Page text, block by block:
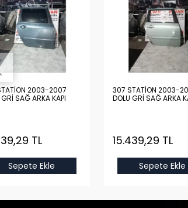
2003-2007
SAĞ ARKA KAPI
TL
Sepete Ekle
307 STATİON 2003-
DOLU GRİ SAĞ ARKA
15.439,29 TL
Sepete Ekle